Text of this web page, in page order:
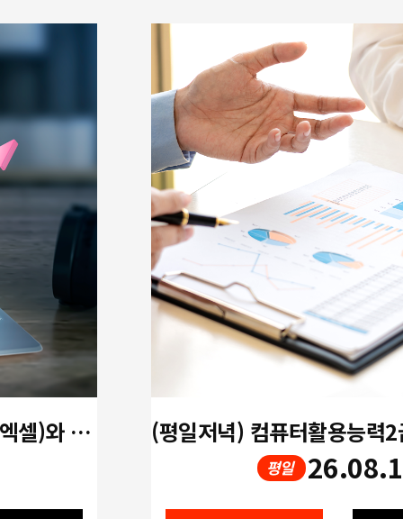
자격증_ITQ(한글, 파워포인트, 엑셀)와 컴퓨터활용능력2급 필기+실기
평일